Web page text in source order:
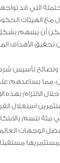
التي قد
مع الهيئات
أن يسهم
الأهداف
ونصائح تأسيس
مما يساعدهم
الالتزام بهذه
استغلال
تتسم
الوجهات
مستقبلًا